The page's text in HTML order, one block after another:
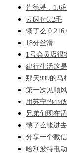
肯德基，1.6
云闪付6.2毛
饿了么 0.216
18分丝滑
1号会员店很
建行生活这
那天999的马
第一次见顺
用苏宁的小
兄弟们现在
饿了么能进
分享一个微
哈利波特电